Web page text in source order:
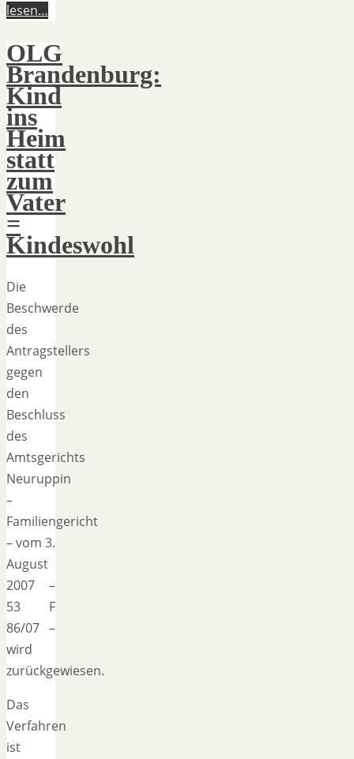
lesen…
OLG
Brandenburg:
Kind
ins
Heim
statt
zum
Vater
=
Kindeswohl
Die
Beschwerde
des
Antragstellers
gegen
den
Beschluss
des
Amtsgerichts
Neuruppin
–
Familiengericht
– vom 3.
August
2007 –
53 F
86/07 –
wird
zurückgewiesen.
Das
Verfahren
ist